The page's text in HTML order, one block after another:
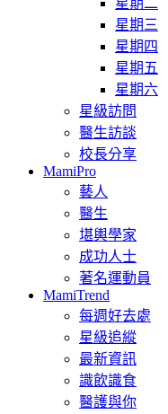
星期三
星期四
星期五
星期六
星級訪問
醫生訪談
校長分享
MamiPro
藝人
醫生
堪輿學家
成功人士
著名運動員
MamiTrend
每週好去處
星級追縱
最新資訊
識飲識食
醫護與你